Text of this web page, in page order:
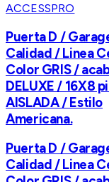
ACCESSPRO
Puerta D /
Calidad / Linea
Color GRIS /
DELUXE / 16X8
AISLADA / Estilo
Americana.
Puerta D /
Calidad / Linea